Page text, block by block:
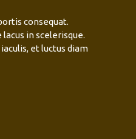
consequat.
in scelerisque.
et luctus diam